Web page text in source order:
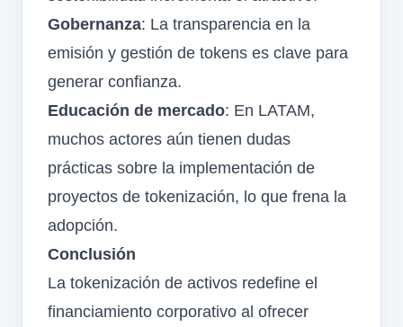
Gobernanza: La transparencia en la
emisión y gestión de tokens es clave para
generar confianza.
Educación de mercado: En LATAM,
muchos actores aún tienen dudas
prácticas sobre la implementación de
proyectos de tokenización, lo que frena la
adopción.
Conclusión
La tokenización de activos redefine el
financiamiento corporativo al ofrecer